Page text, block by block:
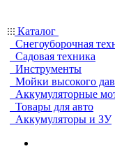
Каталог
Снегоуборочная
Садовая техника
Инструменты
Мойки высокого
Аккумуляторные
Товары для авто
Аккумуляторы и ЗУ